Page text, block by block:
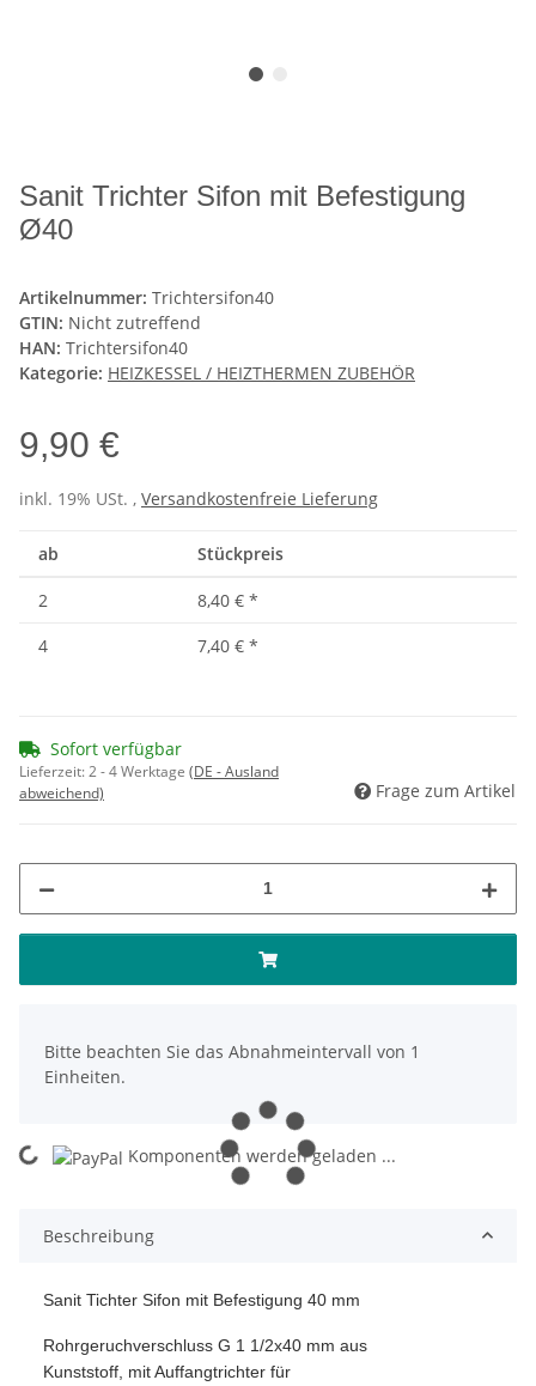
Sanit Trichter Sifon mit Befestigung
Ø40
Artikelnummer: Trichtersifon40
GTIN: Nicht zutreffend
HAN: Trichtersifon40
Kategorie: HEIZKESSEL / HEIZTHERMEN ZUBEHÖR
9,90 €
inkl. 19% USt. , Versandkostenfreie Lieferung
ab Stückpreis
2 8,40 € *
4
7,40 € *
Sofort verfügbar
Lieferzeit:2 - 4 Werktage (DE - Ausland
abweichend)
Frage zum Artikel
Bitte beachten Sie das Abnahmeintervall von 1
Einheiten.
Loading... Komponenten werden geladen ...
Beschreibung
Sanit Tichter Sifon mit Befestigung 40 mm
Rohrgeruchverschluss G 1 1/2x40 mm aus
Kunststoff, mit Auffangtrichter für